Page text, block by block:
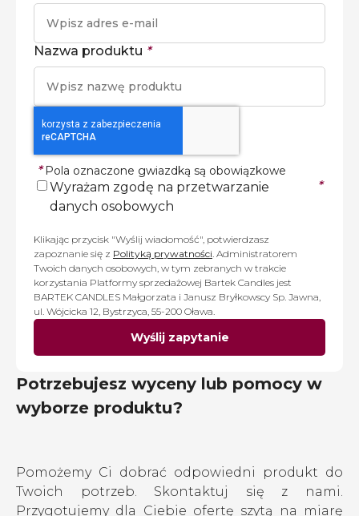
Nazwa produktu *
* Pola oznaczone gwiazdką są obowiązkowe
Wyrażam zgodę na przetwarzanie
danych osobowych
*
Klikając przycisk "Wyślij wiadomość", potwierdzasz
zapoznanie się z Polityką prywatności. Administratorem
Twoich danych osobowych, w tym zebranych w trakcie
korzystania Platformy sprzedażowej Bartek Candles jest
BARTEK CANDLES Małgorzata i Janusz Bryłkowscy Sp. Jawna,
ul. Wójcicka 12, Bystrzyca, 55-200 Oława.
Wyślij zapytanie
Potrzebujesz wyceny lub pomocy w
wyborze produktu?
Pomożemy Ci dobrać odpowiedni produkt do
Twoich potrzeb. Skontaktuj się z nami.
Przygotujemy dla Ciebie ofertę szytą na miarę